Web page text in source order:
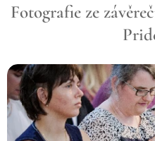
Fotografie ze